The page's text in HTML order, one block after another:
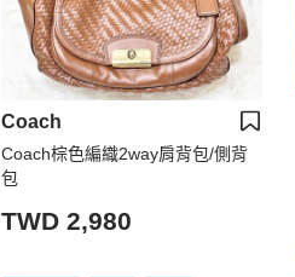
Coach
Coach棕色編織2way肩背包/側背
包
TWD 2,980